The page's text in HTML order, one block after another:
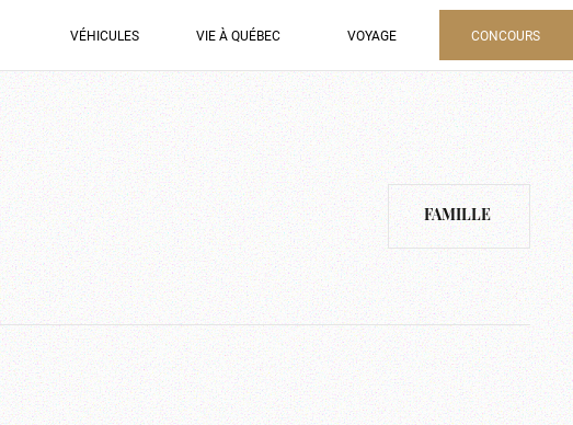
VÉHICULES VIE À QUÉBEC VOYAGE CONCOURS
FAMILLE